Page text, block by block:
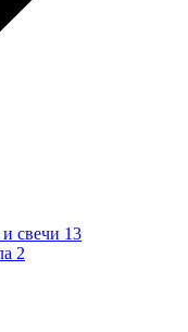
свечи 13
2